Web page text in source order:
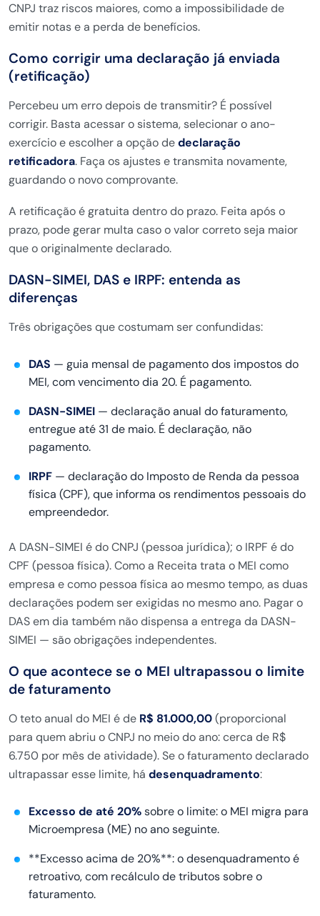
CNPJ traz riscos maiores, como a impossibilidade de
emitir notas e a perda de benefícios.
Como corrigir uma declaração já enviada
(retificação)
Percebeu um errodepois de transmitir? É possível
corrigir. Basta acessar o sistema, selecionar o ano-
exercícioe escolher a opção dedeclaração
retificadora. Faça osajustes e transmita novamente,
guardando o novo comprovante.
A retificação é gratuita dentro do prazo. Feita após o
prazo, podegerar multa caso o valor correto seja maior
que o originalmente declarado.
DASN-SIMEI, DAS e IRPF: entenda as
diferenças
Três obrigações quecostumam ser confundidas:
DAS — guia mensal de pagamento dos impostosdo
MEI, com vencimento dia 20. É pagamento.
DASN-SIMEI — declaração anual do faturamento,
entregue até 31 de maio. É declaração, não
pagamento.
IRPF — declaraçãodo Imposto de Renda da pessoa
física (CPF), que informa os rendimentos pessoais do
empreendedor.
A DASN-SIMEI é do CNPJ (pessoa jurídica); o IRPF édo
CPF (pessoa física). Como a Receita trata o MEI como
empresa e como pessoa física ao mesmo tempo, as duas
declarações podem ser exigidas no mesmoano. Pagar o
DAS em dia também nãodispensa a entrega da DASN-
SIMEI — sãoobrigações independentes.
O que acontece se o MEI ultrapassou o limite
de faturamento
O teto anual do MEI éde R$ 81.000,00(proporcional
para quem abriu o CNPJ no meio do ano: cerca de R$
6.750 por mês de atividade). Se ofaturamento declarado
ultrapassar esse limite, há desenquadramento:
Excesso de até 20%sobre o limite:o MEI migra para
Microempresa (ME) noano seguinte.
**Excesso acima de 20%**: o desenquadramento é
retroativo, com recálculo de tributos sobre o
faturamento.